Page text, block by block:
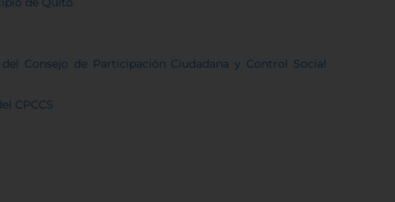
Consejo de Participación Ciudadana y Control Social
CPCCS